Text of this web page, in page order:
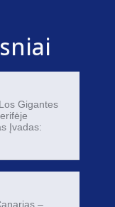
Gigantes
Įvadas:
–